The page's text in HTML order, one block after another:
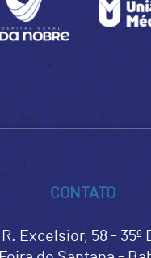
CONTATO
R. Excelsior, 58 - 35º